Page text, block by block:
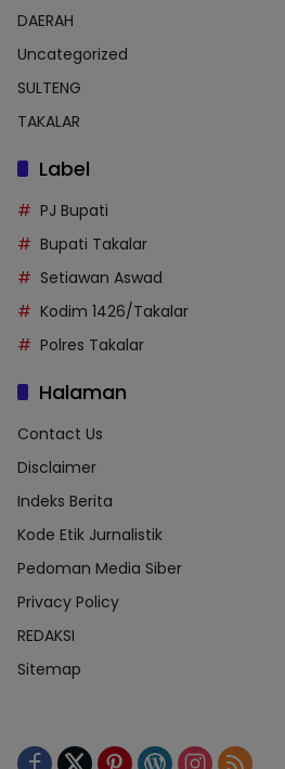
DAERAH
Uncategorized
SULTENG
TAKALAR
Label
PJ Bupati
Bupati Takalar
Setiawan Aswad
Kodim 1426/Takalar
Polres Takalar
Halaman
Contact Us
Disclaimer
Indeks Berita
Kode Etik Jurnalistik
Pedoman Media Siber
Privacy Policy
REDAKSI
Sitemap